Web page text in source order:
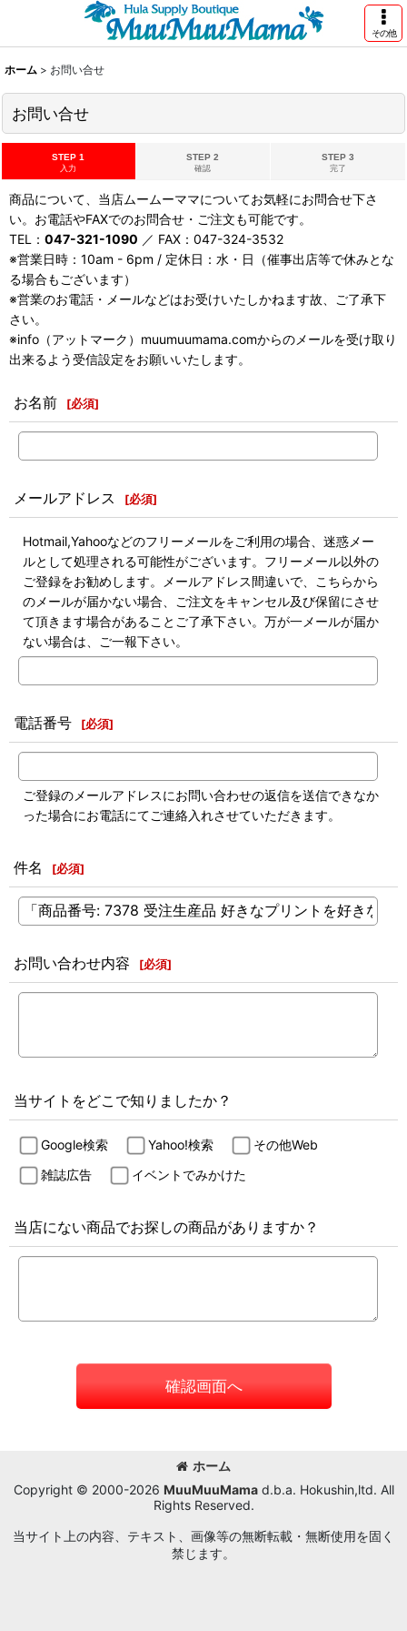
その他
ホーム > お問い合せ
お問い合せ
STEP 1
入力
STEP 2
確認
STEP 3
完了
商品について、当店ムームーママについてお気軽にお問合せ下さ
い。お電話やFAXでのお問合せ・ご注文も可能です。
TEL： 047-321-1090 ／ FAX：047-324-3532
※営業日時：10am - 6pm / 定休日：水・日（催事出店等で休みとな
る場合もございます）
※営業のお電話・メールなどはお受けいたしかねます故、ご了承下
さい。
※info（アットマーク）muumuumama.comからのメールを受け取り
出来るよう受信設定をお願いいたします。
お名前 [必須]
メールアドレス [必須]
Hotmail,Yahooなどのフリーメールをご利用の場合、迷惑メー
ルとして処理される可能性がございます。フリーメール以外の
ご登録をお勧めします。メールアドレス間違いで、こちらから
のメールが届かない場合、ご注文をキャンセル及び保留にさせ
て頂きます場合があることご了承下さい。万が一メールが届か
ない場合は、ご一報下さい。
電話番号 [必須]
ご登録のメールアドレスにお問い合わせの返信を送信できなか
った場合にお電話にてご連絡入れさせていただきます。
件名 [必須]
お問い合わせ内容 [必須]
当サイトをどこで知りましたか？
Google検索 Yahoo!検索
その他Web
雑誌広告
イベントでみかけた
当店にない商品でお探しの商品がありますか？
確認画面へ
ホーム
Copyright © 2000-2026 MuuMuuMamad.b.a. Hokushin,ltd. All
Rights Reserved.
当サイト上の内容、テキスト、画像等の無断転載・無断使用を固く
禁じます。